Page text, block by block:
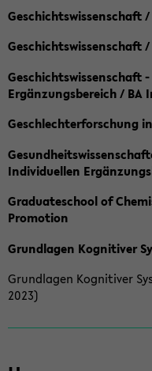
Geschichtswissenschaft /
Geschichtswissenschaft /
Geschichtswissenschaft
Ergänzungsbereich / BA
Geschlechterforschung
Individuellen
Graduateschool of
Promotion
Grundlagen Kognitiver
Grundlagen Kognitiver
2023)